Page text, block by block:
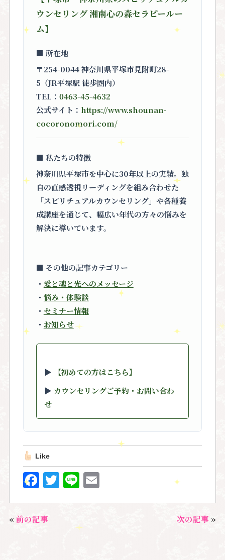
ウンセリング 湘南心の森セラピールー
ム】
■ 所在地
〒254-0044 神奈川県平塚市見附町28-
5（JR平塚駅 徒歩圏内）
TEL： 0463-45-4632
公式サイト： https://www.shounan-
cocoronomori.com/
■ 私たちの特徴
神奈川県平塚市を中心に30年以上の実績。独
自の直感透視リーディングを組み合わせた
「スピリチュアルカウンセリング」 や各種養
成講座を通じて、幅広い年代の方々の悩みを
解決に導いています。
■ その他の記事カテゴリー
・ 愛と魂と光へのメッセージ
・ 悩み・体験談
・ セミナー情報
・ お知らせ
▶︎
【初めての方はこちら】
▶︎ カウンセリングご予約・お問い合わ
せ
Like
F
a
c
e
T
w
Li
n
E
« 前の記事 次の記事 »